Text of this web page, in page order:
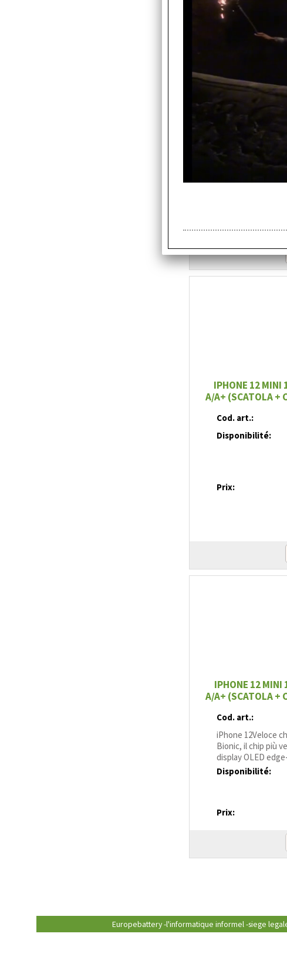
IPHONE 12 MINI
(SCATOLA +
Cod. art.:
IPHONE 12 MINI
A/A+ (SCATOLA +
Cod. art.:
Disponibilité:
Prix:
IPHONE 12 MINI
A/A+ (SCATOLA +
Cod. art.:
iPhone 12Veloce
Bionic, il chip più
display OLED
Disponibilité:
Prix:
Europebattery -l'informatique informel -siege legale